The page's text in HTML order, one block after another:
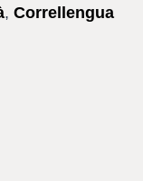
,Correllengua